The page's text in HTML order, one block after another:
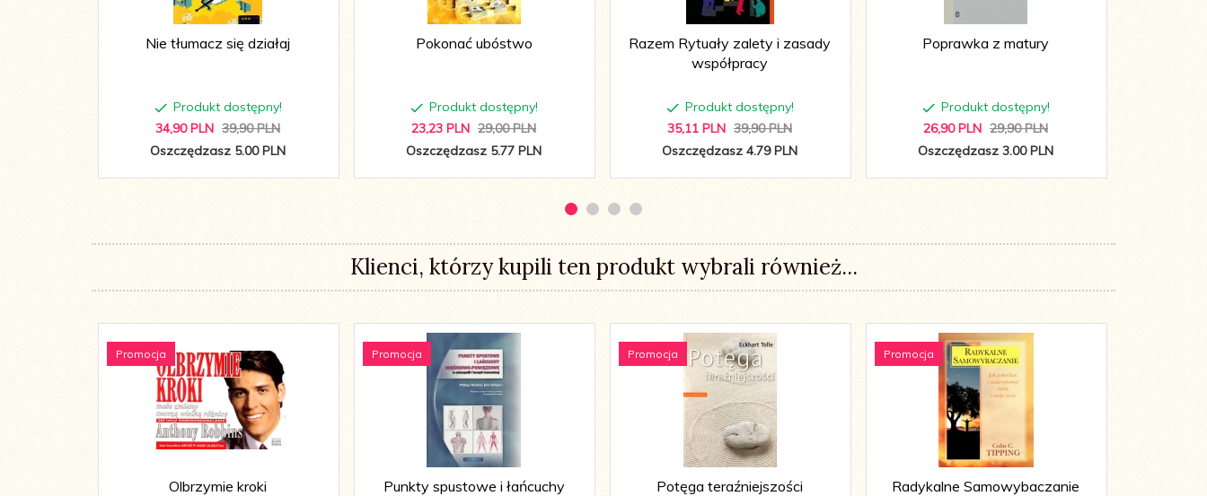
Nie tłumacz się działaj
Produkt dostępny!
34,90 PLN 39,90 PLN
Oszczędzasz 5.00 PLN
Pokonać ubóstwo
Produkt dostępny!
23,23 PLN 29,00 PLN
Oszczędzasz 5.77 PLN
Razem Rytuały zalety i zasady
współpracy
Produkt dostępny!
35,11 PLN 39,90 PLN
Oszczędzasz 4.79 PLN
Poprawka z matury
Produkt dostępny!
26,90 PLN 29,90 PLN
Oszczędzasz 3.00 PLN
Klienci, którzy kupili ten produkt wybrali również...
Promocja
Olbrzymie kroki
Promocja
Punkty spustowe i łańcuchy
Promocja
Potęga teraźniejszości
Promocja
Radykalne Samowybaczanie